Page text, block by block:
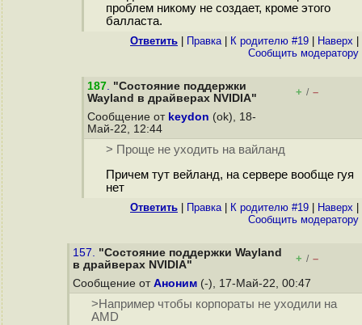
проблем никому не создает, кроме этого
балласта.
Ответить Правка| К родителю #19 Наверх
Cообщить модератору
187. "Состояние поддержки
Wayland в драйверах NVIDIA"
+ / –
Сообщение от keydon (ok), 18-
Май-22, 12:44
> Проще не уходить на вайланд
Причем тут вейланд, на сервере вообще гуя
нет
Ответить Правка| К родителю #19 Наверх
Cообщить модератору
157. "Состояние поддержки Wayland
в драйверах NVIDIA"
+ / –
Сообщение от Аноним (-), 17-Май-22, 00:47
>Например чтобы корпораты не уходили на
AMD